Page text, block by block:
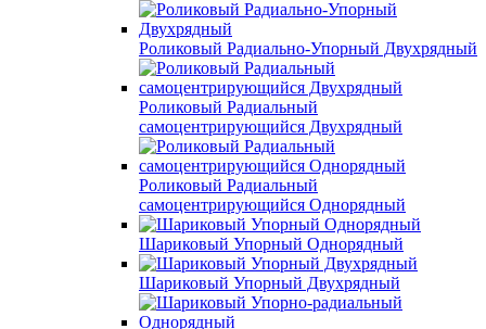
Роликовый Радиально-Упорный Двухрядный
Роликовый Радиальный
самоцентрирующийся Двухрядный
Роликовый Радиальный
самоцентрирующийся Однорядный
Шариковый Упорный Однорядный
Шариковый Упорный Двухрядный